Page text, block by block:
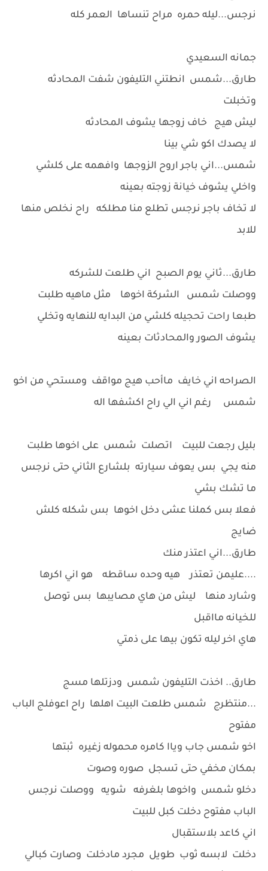
نرجس...ليله حمره مراح تنساها العمر كله
جمانه السعيدي
طارق...شمس انطتني التليفون شفت المحادثه
وتخبلت
ليش هيج خاف زوجها يشوف المحادثه
لا يصدك اكو شي بينا
شمس...اني باجر اروح الزوجها وافهمه على كلشي
واخلي يشوف خيانة زوجته بعينه
لا تخاف باجر نرجس تطلع منا مطلكه راح نخلص منها
للابد
طارق...ثاني يوم الصبح اني طلعت للشركه
ووصلت شمس الشركة اخوها مثل ماهيه طلبت
طبعا راحت تحجيله كلشي من البدايه للنهايه وتخلي
يشوف الصور والمحادثات بعينه
الصراحه اني خايف ماأحب هيج مواقف ومستحي من اخو
شمس رغم اني الي راح اكشفها اله
بليل رجعت للبيت اتصلت شمس على اخوها طلبت
منه يجي بس يعوف سيارته بلشارع الثاني حتى نرجس
ما تشك بشي
فعلا بس كملنا عشى دخل اخوها بس شكله كلش
ضايج
طارق...اني اعتذر منك
....عليمن تعتذر هيه وحده ساقطه هو اني اكرها
وشارد منها ليش من هاي مصايبها بس توصل
للخيانه مااقبل
هاي اخر ليله تكون بيها على ذمتي
طارق.. اخذت التليفون شمس ودزتلها مسج
...منتظرج شمس طلعت البيت اهلها راح اعوفلج الباب
مفتوح
اخو شمس جاب وياا كامره محموله زغيره ثبتها
بمكان مخفي حتى تسجل صوره وصوت
دخلو شمس واخوها بلغرفه شويه ووصلت نرجس
الباب مفتوح دخلت كبل للبيت
اني كاعد بلاستقبال
دخلت لابسه ثوب طويل مجرد مادخلت وصارت كبالي